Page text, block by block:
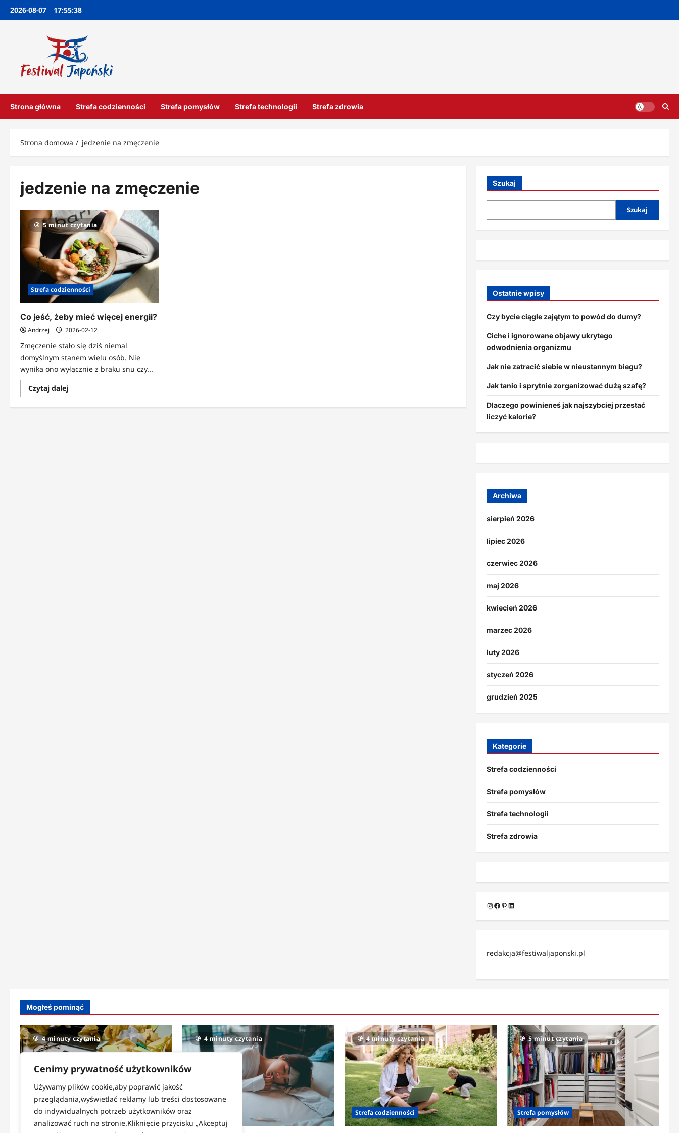
Cenimy prywatność użytkowników
Używamy plików cookie,aby poprawić jakość
przeglądania,wyświetlać reklamy lub treści dostosowane
do indywidualnych potrzeb użytkowników oraz
analizować ruch na stronie.Kliknięcie przycisku „Akceptuj
Przejdź
2026-08-07 17:55:38
Strona główna Strefa codzienności Strefa pomysłów Strefa technologii Strefa zdrowia
Strona domowa jedzenie na zmęczenie
jedzenie na zmęczenie
5 minut czytania
Strefa codzienności
Co jeść, żeby mieć więcej energii?
Andrzej 2026-02-12
Zmęczenie stało się dziś niemal
domyślnym stanem wielu osób. Nie
wynika ono wyłącznie z braku snu czy...
Czytaj dalejDowiedz
się
o
Szukaj
Szukaj
Ostatnie wpisy
Czy bycie ciągle zajętym to powód do dumy?
Ciche i ignorowane objawy ukrytego
odwodnienia organizmu
Jak nie zatracić siebie w nieustannym biegu?
Jak tanio i sprytnie zorganizować dużą szafę?
Dlaczego powinieneś jak najszybciej przestać
liczyć kalorie?
Archiwa
sierpień 2026
lipiec 2026
czerwiec 2026
maj 2026
kwiecień 2026
marzec 2026
luty 2026
styczeń 2026
grudzień 2025
Kategorie
Strefa codzienności
Strefa pomysłów
Strefa technologii
Strefa zdrowia
Instagram
Facebook
Pinterest
LinkedIn
redakcja@festiwaljaponski.pl
Mogłeś pominąć
4 minuty czytania
Strefa codzienności
4 minuty czytania 4 minuty czytania
Strefa codzienności
5 minut czytania
Strefa pomysłów